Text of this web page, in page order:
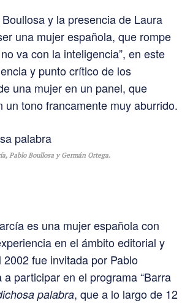
y la presencia de Laura
una mujer española, que rompe
va con la inteligencia”, en este
y punto crítico de los
una mujer en un panel, que
tono francamente muy aburrido.
Pablo Boullosa y Germán Ortega.
es una mujer española con
en el ámbito editorial y
2002 fue invitada por Pablo
a participar en el programa “Barra
palabra, que a lo largo de 12